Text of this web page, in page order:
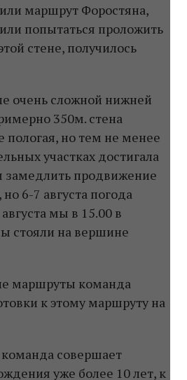
маршрут Форостяна,
попытаться проложить
стене, получилось
очень сложной нижней
350м. стена
пологая, но тем не менее
участках достигала
замедлить продвижение
6-7 августа погода
мы в 15.00 в
стояли на вершине
маршруты команда
к этому маршруту на
совершает
уже более 10 лет, к